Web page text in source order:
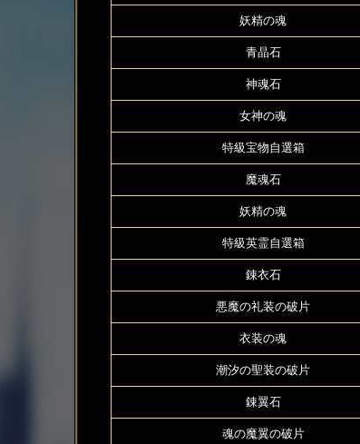
妖精の魂
青晶石
神魂石
女神の魂
特級宝物自選箱
魔魂石
妖精の魂
特級英霊自選箱
錬衣石
悪魔の礼装の破片
衣装の魂
潮汐の聖装の破片
錬翼石
魂の魔翼の破片